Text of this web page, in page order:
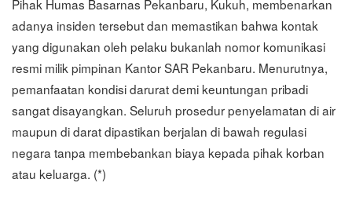
Pihak Humas Basarnas Pekanbaru, Kukuh, membenarkan
adanya insiden tersebut dan memastikan bahwa kontak
yang digunakan oleh pelaku bukanlah nomor komunikasi
resmi milik pimpinan Kantor SAR Pekanbaru. Menurutnya,
pemanfaatan kondisi darurat demi keuntungan pribadi
sangat disayangkan. Seluruh prosedur penyelamatan di air
maupun di darat dipastikan berjalan di bawah regulasi
negara tanpa membebankan biaya kepada pihak korban
atau keluarga. (*)